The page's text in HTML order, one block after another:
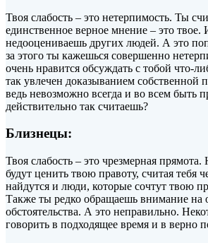
Твоя слабость – это нетерпимость. Ты
единственное верное мнение – это твое.
недооцениваешь других людей. А это
за этого ты кажешься совершенно
очень нравится обсуждать с тобой что-
так увлечен доказыванием собственной
ведь невозможно всегда и во всем быть
действительно так считаешь?
Близнецы:
Твоя слабость – это чрезмерная
будут ценить твою правоту, считая тебя
найдутся и люди, которые сочтут твою
Также ты редко обращаешь внимание на
обстоятельства. А это неправильно.
говорить в подходящее время и в верно